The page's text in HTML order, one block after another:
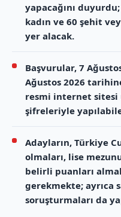
yapacağını
kadın ve 60 şehit
yer alacak.
Başvurular, 7
Ağustos 2026
resmi internet sitesi
şifreleriyle
Adayların, Türkiye
olmaları, lise
belirli puanları
gerekmekte; ayrıca
soruşturmaları da